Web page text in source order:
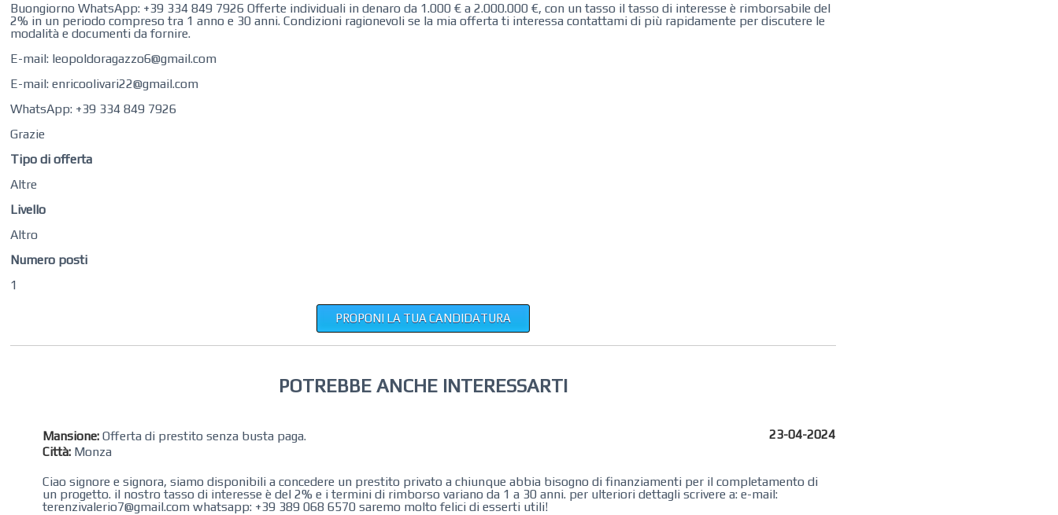
Buongiorno WhatsApp: +39 334 849 7926 Offerte individuali in denaro da 1.000 € a 2.000.000 €, con un tasso il tasso di interesse è rimborsabile del
2% in un periodo compreso tra 1 anno e 30 anni. Condizioni ragionevoli se la mia offerta ti interessa contattami di più rapidamente per discutere le
modalità e documenti da fornire.
E-mail: leopoldoragazzo6@gmail.com
E-mail: enricoolivari22@gmail.com
WhatsApp: +39 334 849 7926
Grazie
Tipo di offerta
Altre
Livello
Altro
Numero posti
1
PROPONI LA TUA CANDIDATURA
POTREBBE ANCHE INTERESSARTI
Mansione: Offerta di prestito senza busta paga.
Città: Monza
23-04-2024
Ciao signore e signora, siamo disponibili a concedere un prestito privato a chiunque abbia bisogno di finanziamenti per il completamento di
un progetto. il nostro tasso di interesse è del 2% e i termini di rimborso variano da 1 a 30 anni. per ulteriori dettagli scrivere a: e-mail:
terenzivalerio7@gmail.com whatsapp: +39 389 068 6570 saremo molto felici di esserti utili!